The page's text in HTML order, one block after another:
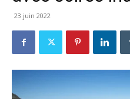
23 juin 2022